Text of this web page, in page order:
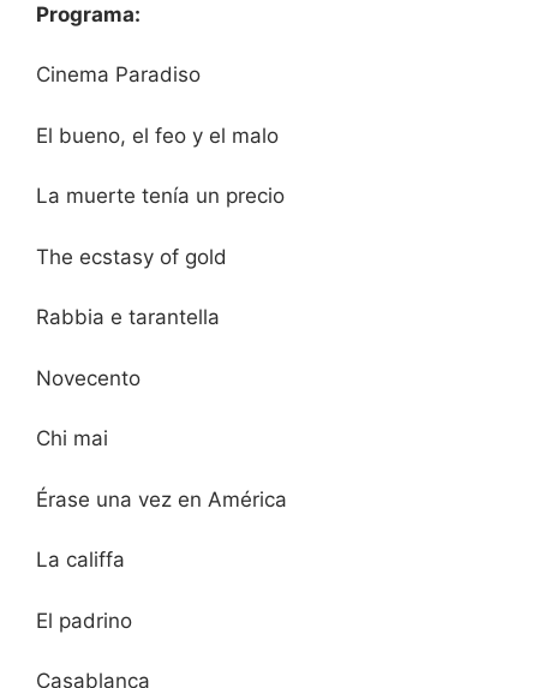
Programa:
Cinema Paradiso
El bueno, el feo y el malo
La muerte tenía un precio
The ecstasy of gold
Rabbia e tarantella
Novecento
Chi mai
Érase una vez en América
La califfa
El padrino
Casablanca